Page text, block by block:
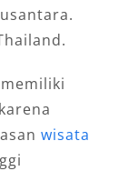
wisata